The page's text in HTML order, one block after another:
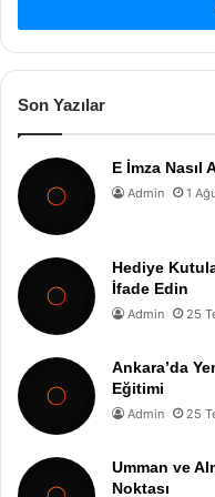
Son Yazılar
E İmza Nasıl
Admin 1
Hediye
İfade Edin
Admin 25
Ankara’da
Eğitimi
Admin 25
Umman ve
Noktası